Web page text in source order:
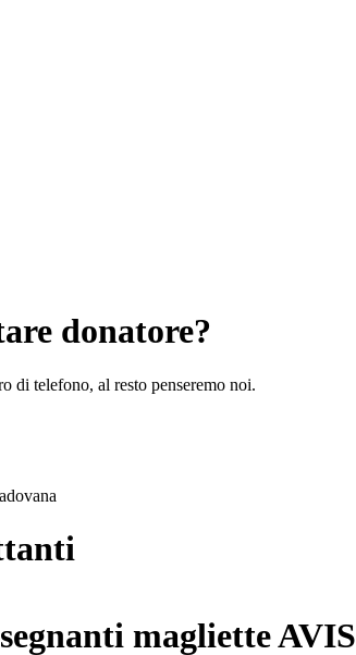
donatore?
di telefono, al resto penseremo noi.
magliette AVIS